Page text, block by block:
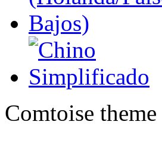
Comtoise